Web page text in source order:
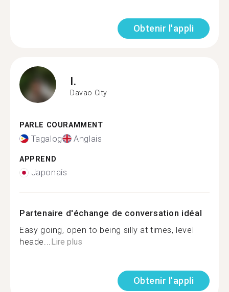
Obtenir l'appli
I.
Davao City
PARLE COURAMMENT
Tagalog Anglais
APPREND
Japonais
Partenaire d'échange de conversation idéal
Easy going, open to being silly at times, level
heade...Lire plus
Obtenir l'appli